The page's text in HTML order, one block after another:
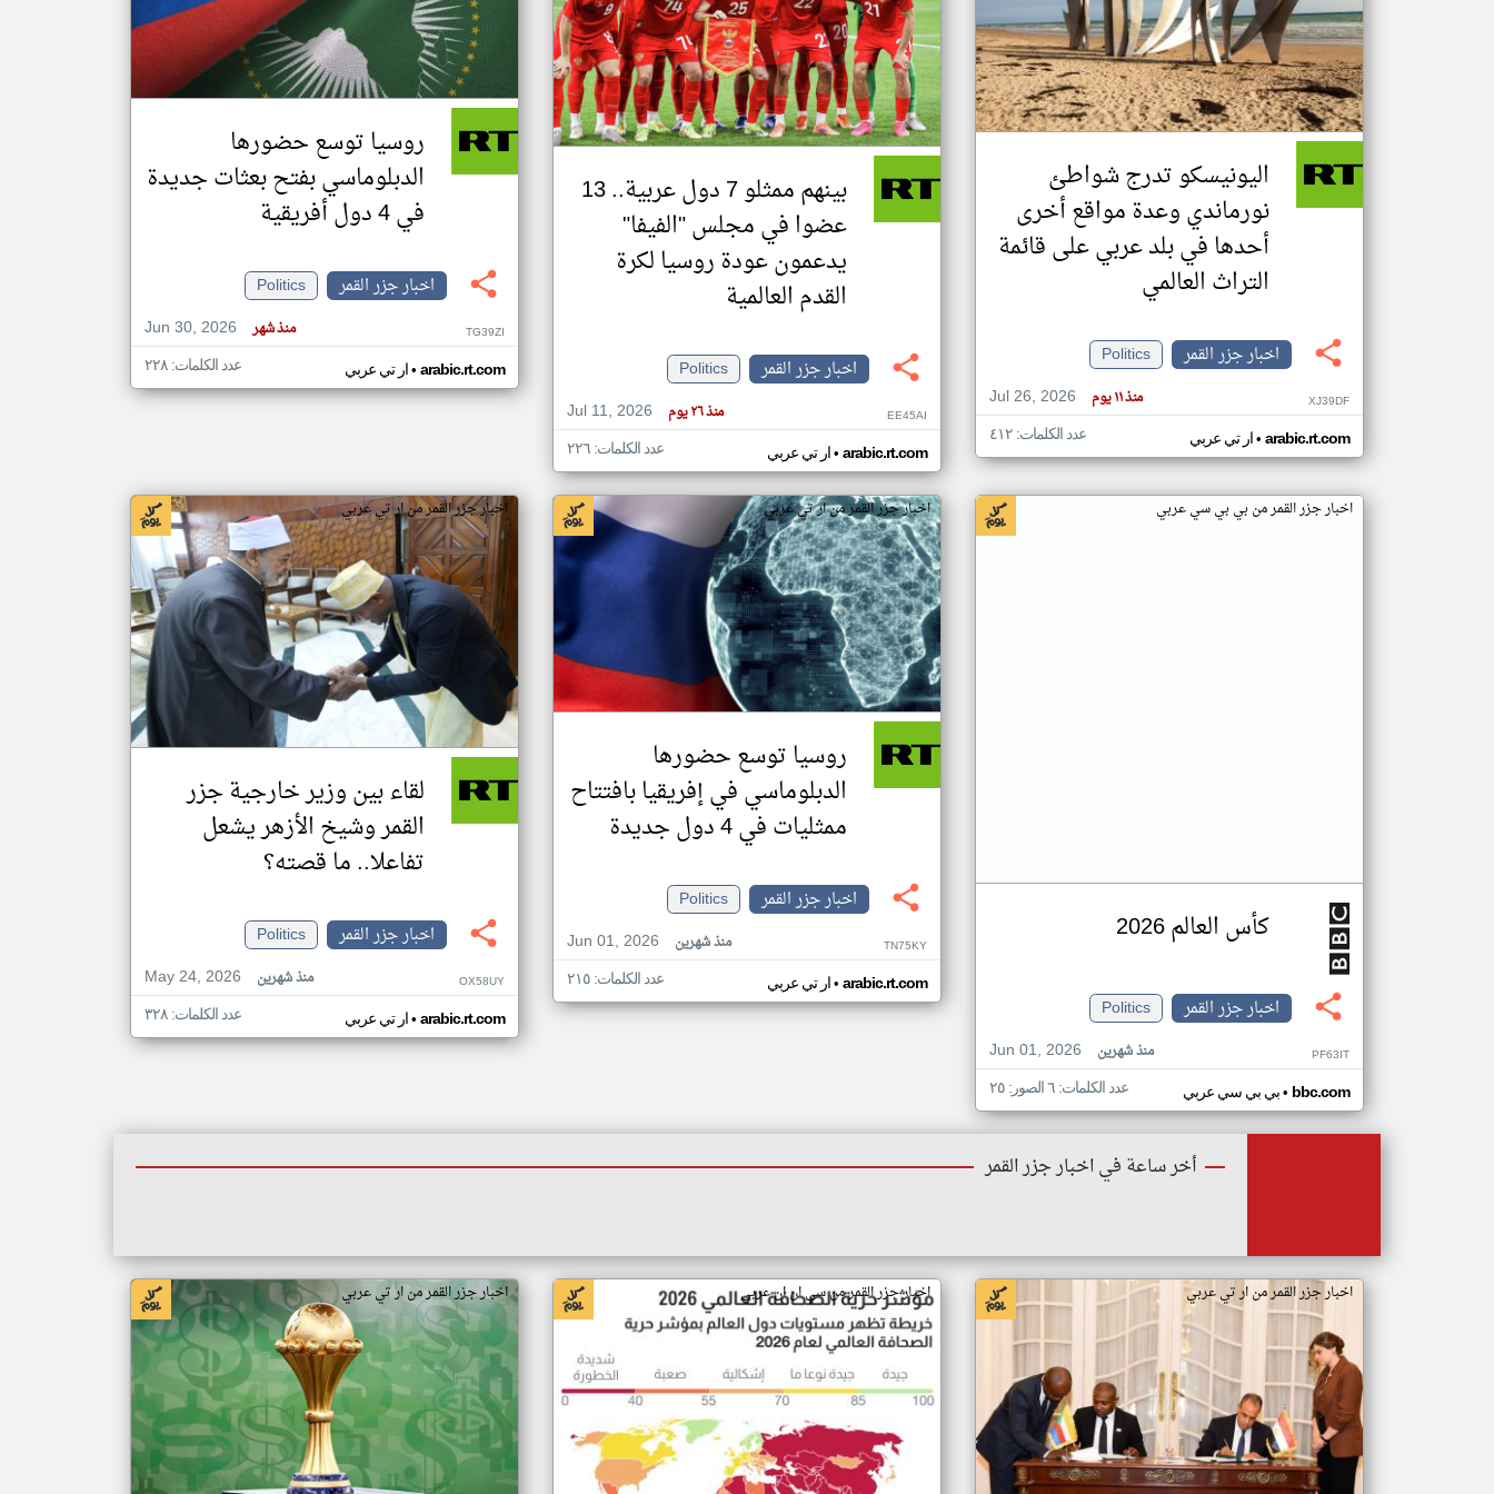
تغيير الدولة
اخبار جزر القمر على مدار الساعة
أهم اخبار جزر القمر العاجلة والمباشرة
اليونيسكو تدرج شواطئ
نورماندي وعدة مواقع أخرى
أحدها في بلد عربي على قائمة
التراث العالمي
اخبار جزر القمر
Politics
Jul 26, 2026
منذ ١١ يوم XJ39DF
ار تي عربي• arabic.rt.com عدد الكلمات: ٤١٢
بينهم ممثلو 7 دول عربية.. 13
عضوا في مجلس "الفيفا"
يدعمون عودة روسيا لكرة
القدم العالمية
اخبار جزر القمر
Politics
Jul 11, 2026
منذ ٢٦ يوم EE45AI
ار تي عربي• arabic.rt.com عدد الكلمات: ٢٢٦
روسيا توسع حضورها
الدبلوماسي بفتح بعثات جديدة
في 4 دول أفريقية
اخبار جزر القمر
Politics
Jun 30, 2026
منذ شهر TG39ZI
ار تي عربي• arabic.rt.com عدد الكلمات: ٢٢٨
اخبار جزر القمر من بي بي سي عربي
كأس العالم 2026
اخبار جزر القمر
Politics
Jun 01, 2026
منذ شهرين PF63IT
بي بي سي عربي• bbc.com عدد الكلمات: ٦ الصور: ٢٥
اخبار جزر القمر من ار تي عربي
روسيا توسع حضورها
الدبلوماسي في إفريقيا بافتتاح
ممثليات في 4 دول جديدة
اخبار جزر القمر
Politics
Jun 01, 2026
منذ شهرين TN75KY
ار تي عربي• arabic.rt.com عدد الكلمات: ٢١٥
اخبار جزر القمر من ار تي عربي
لقاء بين وزير خارجية جزر
القمر وشيخ الأزهر يشعل
تفاعلا.. ما قصته؟
اخبار جزر القمر
Politics
May 24, 2026
منذ شهرين OX58UY
ار تي عربي• arabic.rt.com عدد الكلمات: ٣٢٨
أخر ساعة في اخبار جزر القمر
اخبار جزر القمر من ار تي عربي اخبار جزر القمر من سي ان ان عربي اخبار جزر القمر من ار تي عربي
klyoum.com